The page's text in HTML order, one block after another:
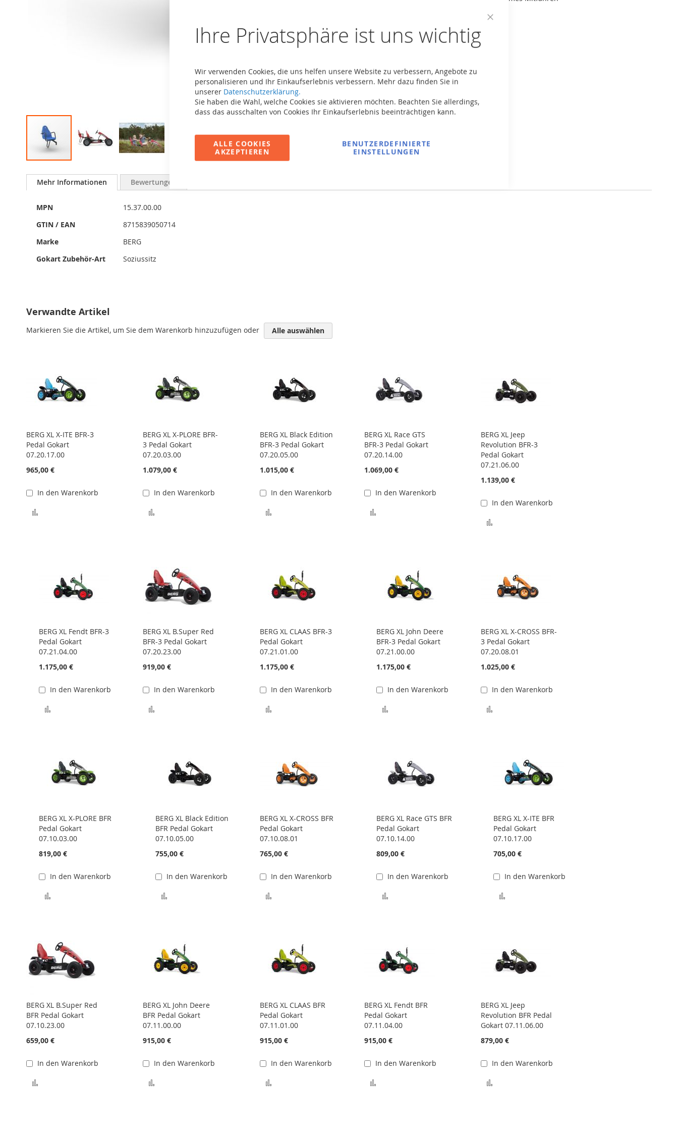
Ihre Privatsphäre ist uns wichtig
Wir verwenden Cookies, die uns helfen unsere Website zu verbessern, Angebote zu
personalisieren und Ihr Einkaufserlebnis verbessern. Mehr dazu finden Sie in
unserer Datenschutzerklärung.
Sie haben die Wahl, welche Cookies sie aktivieren möchten. Beachten Sie allerdings,
dass das ausschalten von Cookies Ihr Einkaufserlebnis beeinträchtigen kann.
ALLE COOKIES
AKZEPTIEREN
BENUTZERDEFINIERTE
EINSTELLUNGEN
Anfang
springen
Belastbar bis zu 30 kg
Mehr Informationen
Mehr
MPN
15.37.00.00
GTIN / EAN
8715839050714
Marke
BERG
Gokart Zubehör-Art
Soziussitz
Bewertungen
Verwandte Artikel
Markieren Sie die Artikel, um Sie dem Warenkorb hinzuzufügen oder Alle auswählen
BERG XL X-ITE BFR-3
Pedal Gokart
07.20.17.00
965,00 €
In den Warenkorb
BERG XL X-PLORE BFR-
3 Pedal Gokart
07.20.03.00
1.079,00 €
In den Warenkorb
BERG XL Black Edition
BFR-3 Pedal Gokart
07.20.05.00
1.015,00 €
In den Warenkorb
Zur Vergleichsliste hinzufügen
BERG XL Race GTS
BFR-3 Pedal Gokart
07.20.14.00
1.069,00 €
In den Warenkorb
BERG XL Jeep
Revolution BFR-3
Pedal Gokart
07.21.06.00
1.139,00 €
In den Warenkorb
BERG XL Fendt BFR-3
Pedal Gokart
07.21.04.00
1.175,00 €
In den Warenkorb
Zur Vergleichsliste hinzufügen
BERG XL B.Super Red
BFR-3 Pedal Gokart
07.20.23.00
919,00 €
In den Warenkorb
BERG XL CLAAS BFR-3
Pedal Gokart
07.21.01.00
1.175,00 €
In den Warenkorb
BERG XL John Deere
BFR-3 Pedal Gokart
07.21.00.00
1.175,00 €
In den Warenkorb
Zur Vergleichsliste hinzufügen
BERG XL X-CROSS BFR-
3 Pedal Gokart
07.20.08.01
1.025,00 €
In den Warenkorb
BERG XL X-PLORE BFR
Pedal Gokart
07.10.03.00
819,00 €
In den Warenkorb
BERG XL Black Edition
BFR Pedal Gokart
07.10.05.00
755,00 €
In den Warenkorb
Zur Vergleichsliste hinzufügen
BERG XL X-CROSS BFR
Pedal Gokart
07.10.08.01
765,00 €
In den Warenkorb
BERG XL Race GTS BFR
Pedal Gokart
07.10.14.00
809,00 €
In den Warenkorb
BERG XL X-ITE BFR
Pedal Gokart
07.10.17.00
705,00 €
In den Warenkorb
BERG XL B.Super Red
BFR Pedal Gokart
07.10.23.00
659,00 €
In den Warenkorb
BERG XL John Deere
BFR Pedal Gokart
07.11.00.00
915,00 €
In den Warenkorb
BERG XL CLAAS BFR
Pedal Gokart
07.11.01.00
915,00 €
In den Warenkorb
Zur Vergleichsliste hinzufügen
BERG XL Fendt BFR
Pedal Gokart
07.11.04.00
915,00 €
In den Warenkorb
BERG XL Jeep
Revolution BFR Pedal
Gokart 07.11.06.00
879,00 €
In den Warenkorb